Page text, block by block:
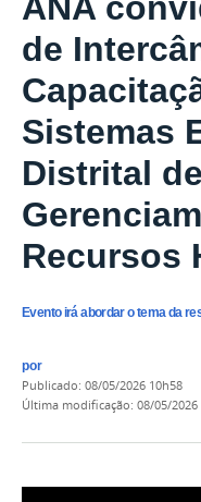
ANA
de
Sistemas
Distrital de
Recursos
Evento irá abordar o tema da
por
publicado: 08/05/2026 10h58
última modificação: 08/05/2026